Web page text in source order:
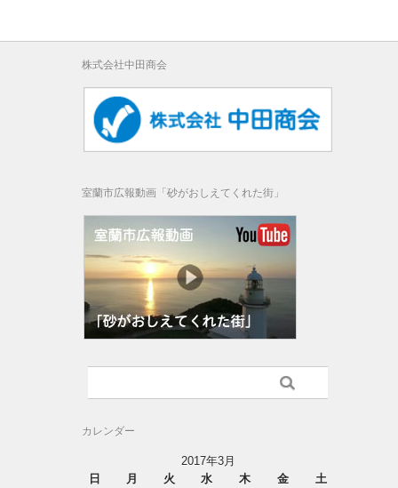
株式会社中田商会
室蘭市広報動画「砂がおしえてくれた街」
カレンダー
2017年3月
日
月 火 水 木 金
土